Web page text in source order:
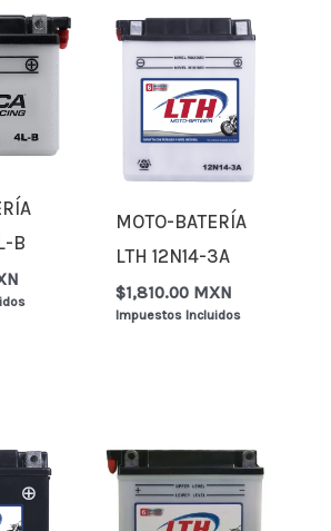
B
MOTO-BATERÍA
LTH 12N14-3A
$1,810.00 MXN
Impuestos Incluidos